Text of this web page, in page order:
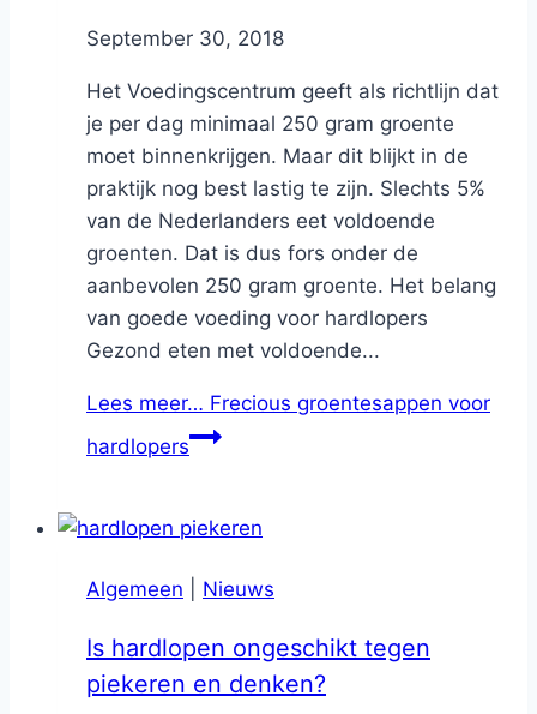
ByNicole
September 30, 2018
Het Voedingscentrum geeft als richtlijn dat
je per dag minimaal 250 gram groente
moet binnenkrijgen. Maar dit blijkt in de
praktijk nog best lastig te zijn. Slechts 5%
van de Nederlanders eet voldoende
groenten. Dat is dus fors onder de
aanbevolen 250 gram groente. Het belang
van goede voeding voor hardlopers
Gezond eten met voldoende...
Lees meer… Frecious groentesappen voor
hardlopers
Algemeen Nieuws
Is hardlopen ongeschikt tegen
piekeren en denken?